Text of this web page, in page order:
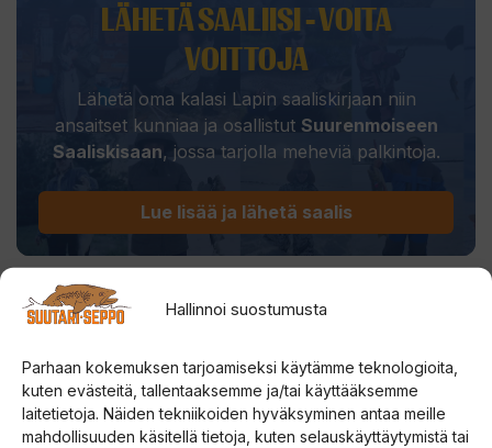
Hallinnoi suostumusta
Parhaan kokemuksen tarjoamiseksi käytämme teknologioita,
kuten evästeitä, tallentaaksemme ja/tai käyttääksemme
laitetietoja. Näiden tekniikoiden hyväksyminen antaa meille
mahdollisuuden käsitellä tietoja, kuten selauskäyttäytymistä tai
LÄHETÄ SAALIISI - VOITA
VOITTOJA
Lähetä oma kalasi Lapin saaliskirjaan niin
ansaitset kunniaa ja osallistut Suurenmoiseen
Saaliskisaan, jossa tarjolla meheviä palkintoja.
Lue lisää ja lähetä saalis